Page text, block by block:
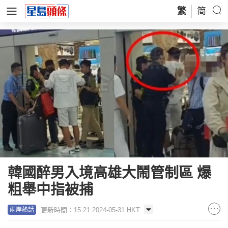
繁 简
韓國醉男入境高雄大鬧管制區 爆
粗舉中指被捕
兩岸熱話 更新時間：15:21 2024-05-31 HKT